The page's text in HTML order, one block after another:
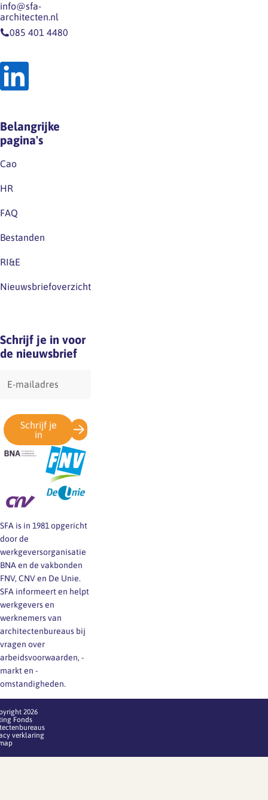
info@sfa-
architecten.nl
085 401 4480
Belangrijke
pagina's
Cao
HR
FAQ
Bestanden
RI&E
Nieuwsbriefoverzicht
Schrijf je in voor
de nieuwsbrief
mailadres
Schrijf je
in
SFA is in 1981 opgericht
door de
werkgeversorganisatie
BNA en de vakbonden
FNV, CNV en De Unie.
SFA informeert en helpt
werkgevers en
werknemers van
architectenbureaus bij
vragen over
arbeidsvoorwaarden, -
markt en -
omstandigheden.
2026
Fonds
verklaring